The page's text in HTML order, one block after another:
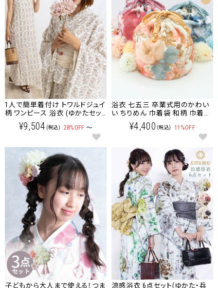
1人で簡単着付け トワルドジュイ
柄 ワンピース 浴衣 (ゆかたセッ
ト)選べるレース帯/兵児帯 レデ
ィース/大人/ゆかた 妊婦でも着
¥9,504 (税込) 28%OFF ～
浴衣 七五三 卒業式用のかわい
い ちりめん 巾着袋 和柄 巾着バ
¥4,400 (税込) 11%OFF
子どもから大人まで使える！つま
涼感浴衣 6点セット(ゆかた・兵